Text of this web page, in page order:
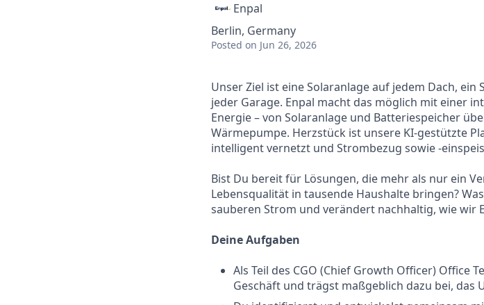
Enpal
Berlin, Germany
Posted on Jun 26, 2026
Unser Ziel ist eine Solaranlage auf jedem Dach, ein
jeder Garage. Enpal macht das möglich mit einer
Energie – von Solaranlage und Batteriespeicher
Wärmepumpe. Herzstück ist unsere KI-gestützte
intelligent vernetzt und Strombezug sowie -
Bist Du bereit für Lösungen, die mehr als nur ein
Lebensqualität in tausende Haushalte bringen?
sauberen Strom und verändert nachhaltig, wie wir
Deine Aufgaben
Als Teil des CGO (Chief Growth Officer) Office
Geschäft und trägst maßgeblich dazu bei, das